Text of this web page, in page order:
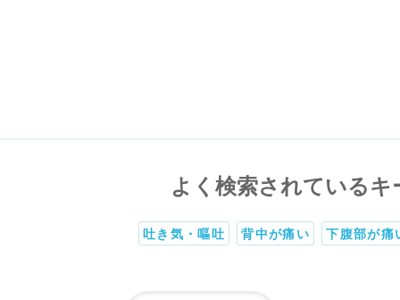
よく検索されているキ
吐き気・嘔吐 背中が痛い 下腹部が痛